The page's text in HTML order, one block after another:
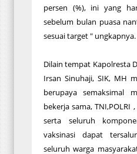
persen (%), ini yang
sebelum bulan puasa
sesuai target " ungkapnya.
Dilain tempat Kapolresta
Irsan Sinuhaji, SIK, MH
berupaya semaksimal
bekerja sama, TNI,POLRI
serta seluruh
vaksinasi dapat
seluruh warga